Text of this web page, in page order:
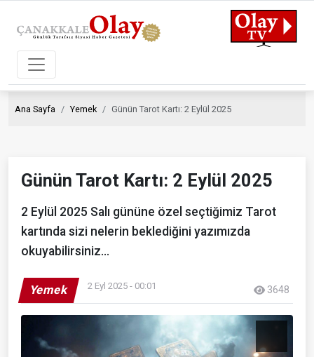
Ana Sayfa Yemek Günün Tarot Kartı: 2 Eylül 2025
Günün Tarot Kartı: 2 Eylül 2025
2 Eylül 2025 Salı gününe özel seçtiğimiz Tarot
kartında sizi nelerin beklediğini yazımızda
okuyabilirsiniz…
Yemek 2 Eyl 2025 - 00:01 3648